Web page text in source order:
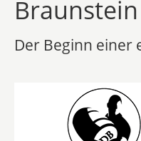
Der Beginn einer